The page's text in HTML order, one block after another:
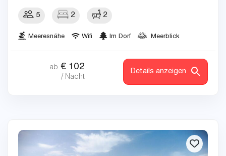
5 2 2
Meeresnähe Wifi Im Dorf Meerblick
ab € 102
/ Nacht
Details anzeigen